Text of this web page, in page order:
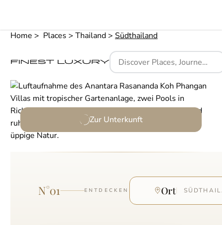
Home Places Thailand Südthailand
Zur Unterkunft
N°01 ENTDECKEN Ort